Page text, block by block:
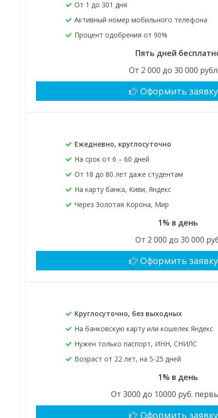
От 1 до 301 дня
Активный номер мобильного телефона
Процент одобрения от 90%
Пять дней
От 2 000 до 30 000
Оформить заявку
Ежедневно, круглосуточно
На срок от 6 – 60 дней
От 18 до 80 лет даже студентам
На карту банка, Киви, Яндекс
Через Золотая Корона, Мир
1% в день
От 2 000 до 30 000
Оформить заявку
Круглосуточно, без выходных
На банковскую карту или кошелек Яндекс
Нужен только паспорт, ИНН, СНИЛС
Возраст от 22 лет, на 5-25 дней
1% в день
От 3000 до 10000 руб.
Оформить заявку